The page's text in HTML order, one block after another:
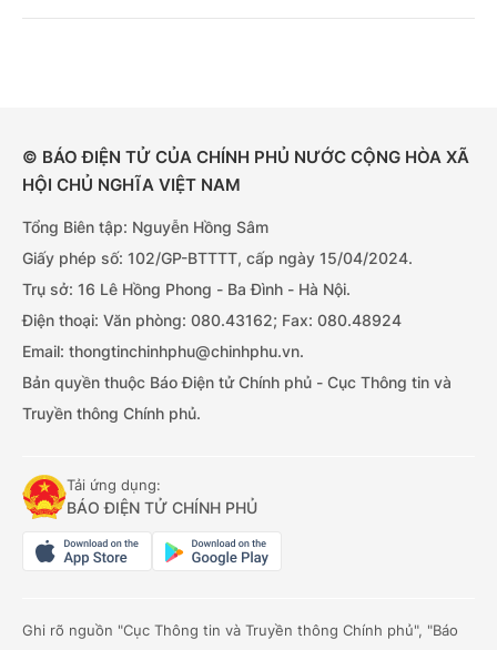
© BÁO ĐIỆN TỬ CỦA CHÍNH PHỦ NƯỚC CỘNG HÒA XÃ
HỘI CHỦ NGHĨA VIỆT NAM
Tổng Biên tập: Nguyễn Hồng Sâm
Giấy phép số: 102/GP-BTTTT, cấp ngày 15/04/2024.
Trụ sở: 16 Lê Hồng Phong - Ba Đình - Hà Nội.
Điện thoại: Văn phòng: 080.43162; Fax: 080.48924
Email: thongtinchinhphu@chinhphu.vn.
Bản quyền thuộc Báo Điện tử Chính phủ - Cục Thông tin và
Truyền thông Chính phủ.
Tải ứng dụng:
BÁO ĐIỆN TỬ CHÍNH PHỦ
Ghi rõ nguồn "Cục Thông tin và Truyền thông Chính phủ", "Báo